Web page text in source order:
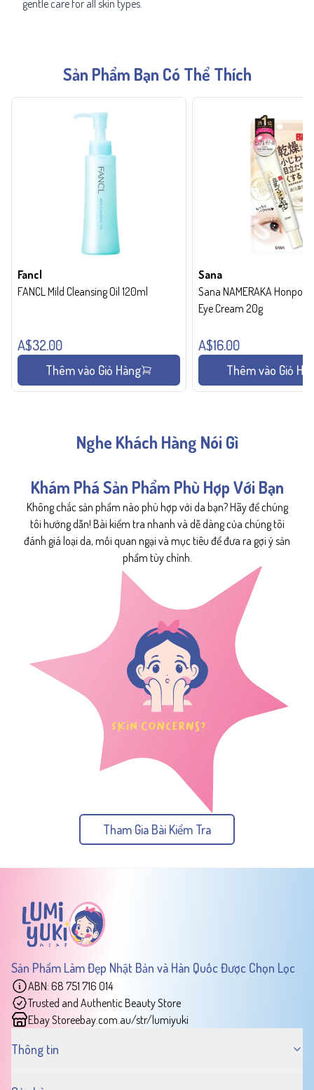
gentle care for all skin types.
Sản Phẩm Bạn Có Thể Thích
Fancl
FANCL Mild Cleansing Oil 120ml
A$32.00
Thêm vào Giỏ Hàng
Sana
Sana NAMERAKA Honpo
Eye Cream 20g
A$16.00
Thêm vào Giỏ
Nghe Khách Hàng Nói Gì
Khám Phá Sản Phẩm Phù Hợp Với Bạn
Không chắc sản phẩm nào phù hợp với da bạn? Hãy để chúng
tôi hướng dẫn! Bài kiểm tra nhanh và dễ dàng của chúng tôi
đánh giá loại da, mối quan ngại và mục tiêu để đưa ra gợi ý sản
phẩm tùy chỉnh.
Tham Gia Bài Kiểm Tra
Sản Phẩm Làm Đẹp Nhật Bản và Hàn Quốc Được Chọn Lọc
ABN: 68 751 716 014
Trusted and Authentic Beauty Store
Ebay Storeebay.com.au/str/lumiyuki
Thông tin